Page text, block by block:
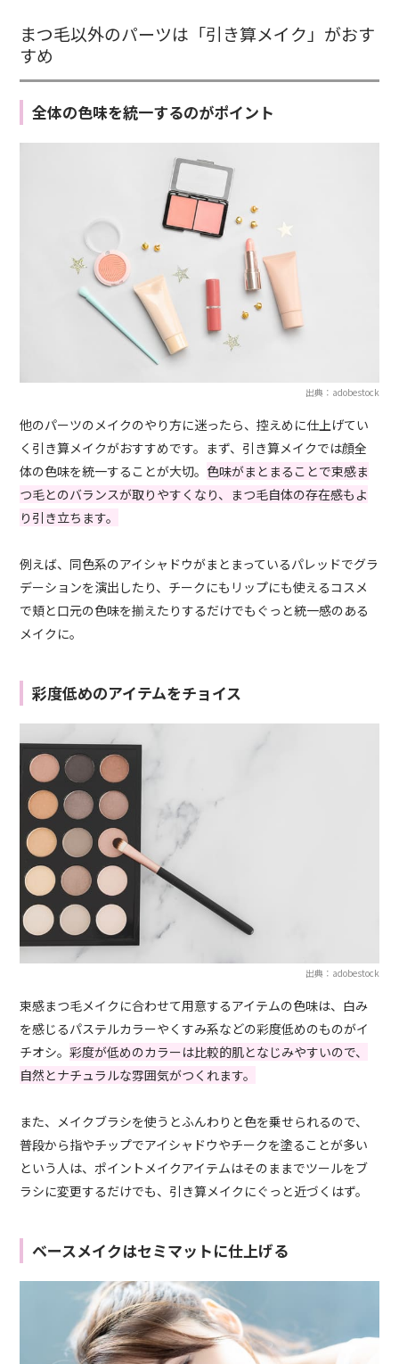
まつ毛以外のパーツは「引き算メイク」がおす
すめ
全体の色味を統一するのがポイント
出典：adobestock
他のパーツのメイクのやり方に迷ったら、控えめに仕上げてい
く引き算メイクがおすすめです。まず、引き算メイクでは顔全
体の色味を統一することが大切。 色味がまとまることで束感ま
つ毛とのバランスが取りやすくなり、まつ毛自体の存在感もよ
り引き立ちます。
例えば、同色系のアイシャドウがまとまっているパレッドでグラ
デーションを演出したり、チークにもリップにも使えるコスメ
で頬と口元の色味を揃えたりするだけでもぐっと統一感のある
メイクに。
彩度低めのアイテムをチョイス
出典：adobestock
束感まつ毛メイクに合わせて用意するアイテムの色味は、白み
を感じるパステルカラーやくすみ系などの彩度低めのものがイ
チオシ。彩度が低めのカラーは比較的肌となじみやすいので、
自然とナチュラルな雰囲気がつくれます。
また、メイクブラシを使うとふんわりと色を乗せられるので、
普段から指やチップでアイシャドウやチークを塗ることが多い
という人は、ポイントメイクアイテムはそのままでツールをブ
ラシに変更するだけでも、引き算メイクにぐっと近づくはず。
ベースメイクはセミマットに仕上げる